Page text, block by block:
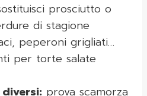
prosciutto o
di stagione
peperoni grigliati…
per torte salate
prova scamorza